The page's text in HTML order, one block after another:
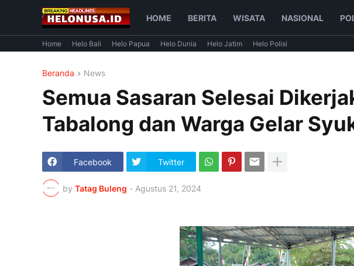
HOME BERITA WISATA NASIONAL
Home Helo Bali Helo Papua Helo Dunia Helo Jatim Helo Polisi
Beranda News
Semua Sasaran Selesai
Tabalong dan Warga Gelar
Facebook Twitter
by Tatag Buleng - Agustus 21, 2024